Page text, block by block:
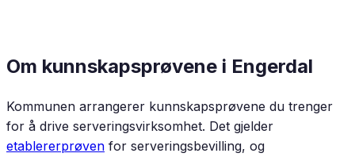
Om kunnskapsprøvene i Engerdal
Kommunen arrangerer kunnskapsprøvene du trenger
for å drive serveringsvirksomhet. Det gjelder
etablererprøven for serveringsbevilling, og